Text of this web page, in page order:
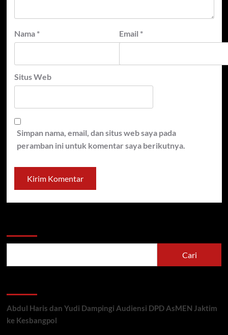
Nama * Email *
Situs Web
Simpan nama, email, dan situs web saya pada
peramban ini untuk komentar saya berikutnya.
Cari
Abdul Haris dan Yudi Dampingi Audiensi DPD AsMEN Jaktim
ke Kesbangpol